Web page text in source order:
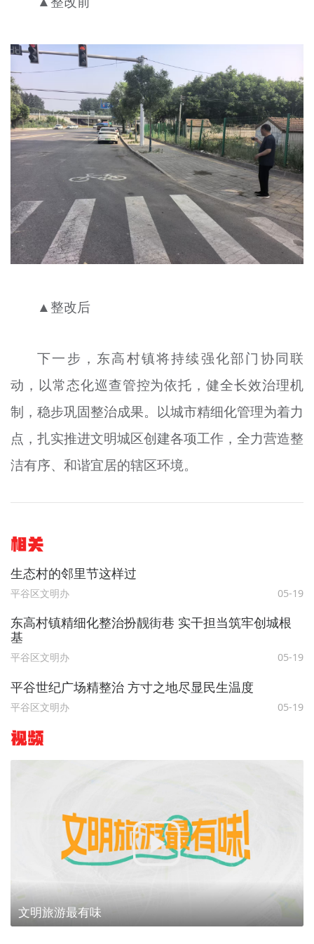
▲整改后
下一步，东高村镇将持续强化部门协同联
动，以常态化巡查管控为依托，健全长效治理机
制，稳步巩固整治成果。以城市精细化管理为着力
点，扎实推进文明城区创建各项工作，全力营造整
洁有序、和谐宜居的辖区环境。
相关
生态村的邻里节这样过
平谷区文明办 05-19
东高村镇精细化整治扮靓街巷 实干担当筑牢创城根
基​
平谷区文明办 05-19
平谷世纪广场精整治 方寸之地尽显民生温度
平谷区文明办 05-19
视频
文明旅游最有味